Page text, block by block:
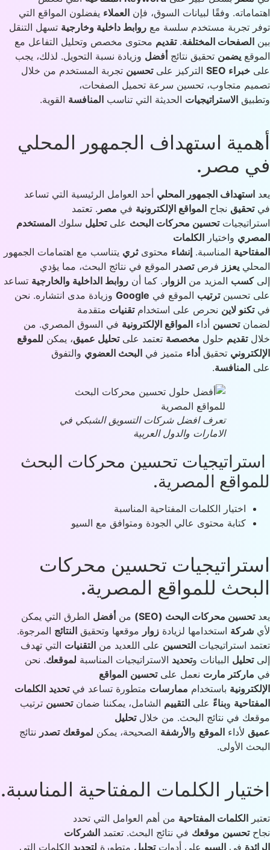
وفقًا لبيانات السوق، فإنالعملاءيفضلون المواقع التي
تجربة مستخدم سلسة معروابط داخلية وخارجيةتسهل التنقل
الصفحات المختلفة.تقديممحتوى مخصص وتحليل التفاعل مع
يضمنتحقيق نتائجأفضلوزيادة نسبة التحويل. لذلك، يجب
خبراء SEO التركيز علىتحسينتجربة المستخدم من خلال
متجاوب، تحسين سرعة تحميل الصفحات،
الاستراتيجياتالحديثة التي تناسبالمنافسةالقوية.
استهداف الجمهور المحلي
مصر.
استهداف الجمهور المحليأحد العوامل الرئيسية التي تساعد
تحقيقنجاحالمواقع الإلكترونيةفيمصر. تعتمد
تحسين محركات البحثعلىتحليلسلوكالمستخدم
واختيارالكلمات
المناسبة.إنشاءمحتوىثرييتناسب مع اهتمامات الجمهور
يعززفرصتصدرالموقع في نتائج البحث، مما يؤدي
كسبالمزيد منالزوار. كما أنروابط الداخلية والخارجيةتساعد
تحسينترتيبالموقع فيGoogleوزيادة مدى انتشاره. نحن
تكنو لايننحرص على استخدامتقنياتمتقدمة
تحسينأداءالمواقع الإلكترونيةفي السوق المصري. من
تقديمحلولمخصصةتعتمد علىتحليل عميق، يمكنللموقع
تحقيقأداءمتميز فيالبحث العضويوالتفوق
المنافسة.
تعرف افضل شركات التسويق الشبكي في
الامارات والدول العربية
تحسين محركات البحث
المصرية.
اختيار الكلمات المفتاحية المناسبة
كتابة محتوى عالي الجودة ومتوافق مع السيو
تحسين محركات
للمواقع المصرية.
تحسين محركات البحث (SEO) منأفضلالطرق التي يمكن
شركة استخدامها لزيادةزوارموقعها وتحقيقالنتائجالمرجوة.
استراتيجياتالتحسينعلى اللعديد منالتقنياتالتي تهدف
تحليلالبيانات وتحديدالاستراتيجيات المناسبةلموقعك. نحن
ماركتر مارت نعمل علىتحسين المواقع
باستخدامممارساتمتطورة تساعد فيتحديد الكلمات
وبناءًعلىالتقييمالشامل، يمكننا ضمانتحسينترتيب
في نتائج البحث. من خلالتحليل
لأداءالموقعوالأرشفةالصحيحة، يمكنلموقعك تصدرنتائج
الأولى.
الكلمات المفتاحية المناسبة.
الكلمات المفتاحيةمن أهم العوامل التي تحدد
تحسين موقعكفي نتائج البحث. تعتمدالشركات
فيالسيوعلى أدواتتحليلمتطورة لتحديدالكلمات التي